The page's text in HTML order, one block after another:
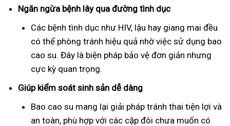
Ngăn ngừa bệnh lây qua đường tình dục
Các bệnh tình dục như HIV, lậu hay giang mai đều
có thể phòng tránh hiệu quả nhờ việc sử dụng bao
cao su. Đây là biện pháp bảo vệ đơn giản nhưng
cực kỳ quan trọng.
Giúp kiểm soát sinh sản dễ dàng
Bao cao su mang lại giải pháp tránh thai tiện lợi và
an toàn, phù hợp với các cặp đôi chưa muốn có